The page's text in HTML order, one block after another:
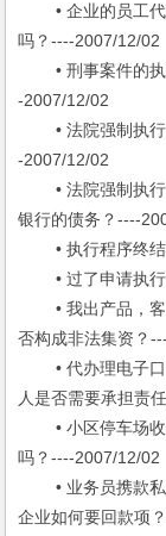
• 企业的员工代
吗？----2007/12/02
• 刑事案件的执
-2007/12/02
• 法院强制执行
-2007/12/02
• 法院强制执行
银行的债务？----
• 执行程序终结
• 过了申请执行
• 我出产品，客
否构成非法集资？
• 代办理电子口
人是否需要承担责
• 小区停车场收
吗？----2007/12/02
• 业务员携款私
企业如何要回款项